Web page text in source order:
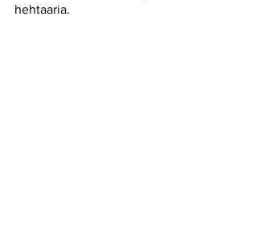
hehtaaria.